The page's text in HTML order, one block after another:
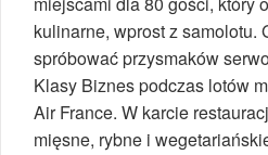
kulinarne, wprost z samolotu.
spróbować przysmaków
Klasy Biznes podczas lotów
Air France. W karcie
mięsne, rybne i